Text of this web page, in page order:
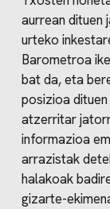
aurrean dituen
urteko
Barometroa
bat da, eta
posizioa
atzerritar
informazioa
arrazistak
halakoak
gizarte-